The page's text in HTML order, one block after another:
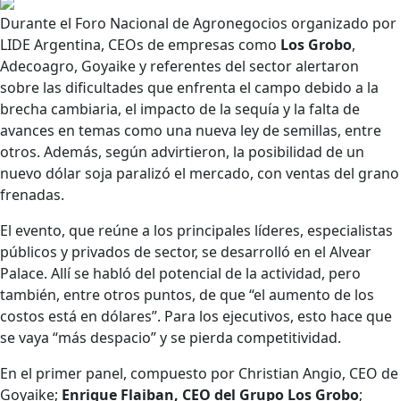
Durante el Foro Nacional de Agronegocios organizado por
LIDE Argentina, CEOs de empresas como Los Grobo,
Adecoagro, Goyaike y referentes del sector alertaron
sobre las dificultades que enfrenta el campo debido a la
brecha cambiaria, el impacto de la sequía y la falta de
avances en temas como una nueva ley de semillas, entre
otros. Además, según advirtieron, la posibilidad de un
nuevo dólar soja paralizó el mercado, con ventas del grano
frenadas.
El evento, que reúne a los principales líderes, especialistas
públicos y privados de sector, se desarrolló en el Alvear
Palace. Allí se habló del potencial de la actividad, pero
también, entre otros puntos, de que “el aumento de los
costos está en dólares”. Para los ejecutivos, esto hace que
se vaya “más despacio” y se pierda competitividad.
En el primer panel, compuesto por Christian Angio, CEO de
Goyaike; Enrique Flaiban, CEO del Grupo Los Grobo;